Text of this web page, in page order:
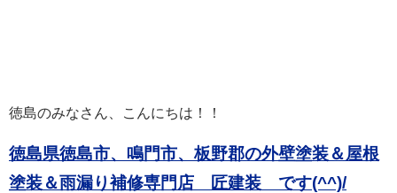
徳島のみなさん、こんにちは！！
徳島県徳島市、鳴門市、板野郡の外壁塗装＆屋根
塗装＆雨漏り補修専門店 匠建装 です(^^)/